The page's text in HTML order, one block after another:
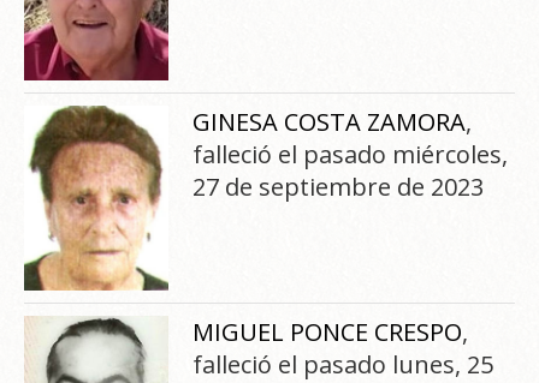
GINESA COSTA ZAMORA,
falleció el pasado miércoles,
27 de septiembre de 2023
MIGUEL PONCE CRESPO,
falleció el pasado lunes, 25